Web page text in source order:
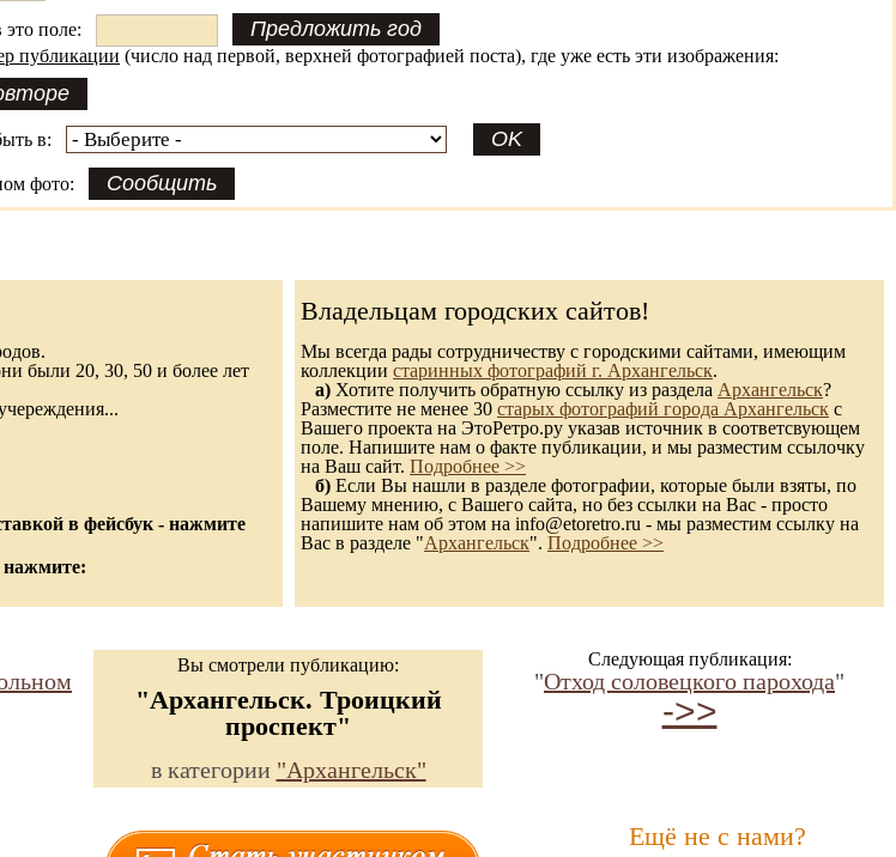
это поле:
публикации (число над первой, верхней фотографией поста), где уже есть эти изображения:
в:
фото:
были 20, 30, 50 и более лет
в фейсбук - нажмите
нажмите:
Владельцам городских сайтов!
Мы всегда рады сотрудничеству с городскими сайтами, имеющим
коллекции старинных фотографий г. Архангельск.
а) Хотите получить обратную ссылку из раздела Архангельск?
Разместите не менее 30 старых фотографий города Архангельск с
Вашего проекта на ЭтоРетро.ру указав источник в соответсвующем
поле. Напишите нам о факте публикации, и мы разместим ссылочку
на Ваш сайт. Подробнее >>
б) Если Вы нашли в разделе фотографии, которые были взяты, по
Вашему мнению, с Вашего сайта, но без ссылки на Вас - просто
напишите нам об этом на info@etoretro.ru - мы разместим ссылку на
Вас в разделе "Архангельск". Подробнее >>
Вы смотрели публикацию:
"Архангельск. Троицкий
проспект"
в категории "Архангельск"
Следующая публикация:
"Отход соловецкого парохода"
->>
Ещё не с нами?